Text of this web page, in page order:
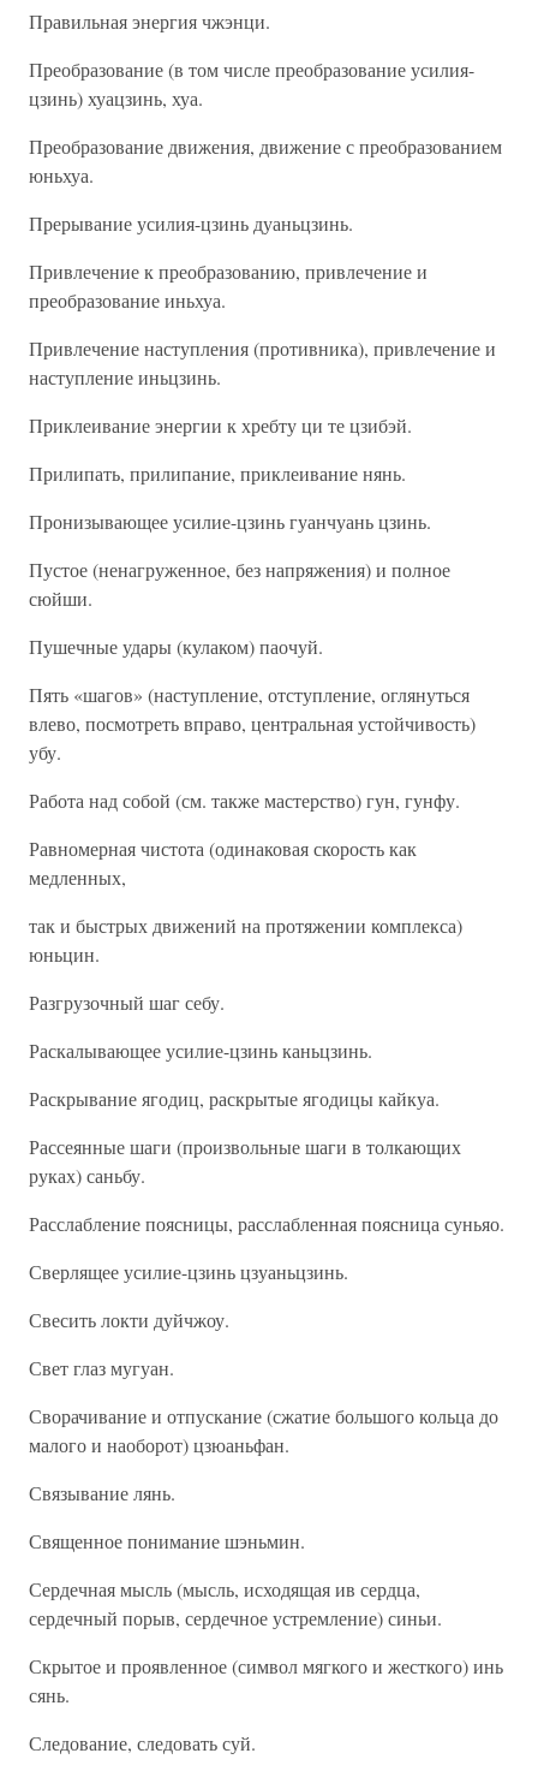
Правильная энергия чжэнци.
Преобразование (в том числе преобразование усилия-
цзинь) хуацзинь, хуа.
Преобразование движения, движение с преобразованием
юньхуа.
Прерывание усилия-цзинь дуаньцзинь.
Привлечение к преобразованию, привлечение и
преобразование иньхуа.
Привлечение наступления (противника), привлечение и
наступление иньцзинь.
Приклеивание энергии к хребту ци те цзибэй.
Прилипать, прилипание, приклеивание нянь.
Пронизывающее усилие-цзинь гуанчуань цзинь.
Пустое (ненагруженное, без напряжения) и полное
сюйши.
Пушечные удары (кулаком) паочуй.
Пять «шагов» (наступление, отступление, оглянуться
влево, посмотреть вправо, центральная устойчивость)
убу.
Работа над собой (см. также мастерство) гун, гунфу.
Равномерная чистота (одинаковая скорость как
медленных,
так и быстрых движений на протяжении комплекса)
юньцин.
Разгрузочный шаг себу.
Раскалывающее усилие-цзинь каньцзинь.
Раскрывание ягодиц, раскрытые ягодицы кайкуа.
Рассеянные шаги (произвольные шаги в толкающих
руках) саньбу.
Расслабление поясницы, расслабленная поясница суньяо.
Сверлящее усилие-цзинь цзуаньцзинь.
Свесить локти дуйчжоу.
Свет глаз мугуан.
Сворачивание и отпускание (сжатие большого кольца до
малого и наоборот) цзюаньфан.
Связывание лянь.
Священное понимание шэньмин.
Сердечная мысль (мысль, исходящая ив сердца,
сердечный порыв, сердечное устремление) синьи.
Скрытое и проявленное (символ мягкого и жесткого) инь
сянь.
Следование, следовать суй.